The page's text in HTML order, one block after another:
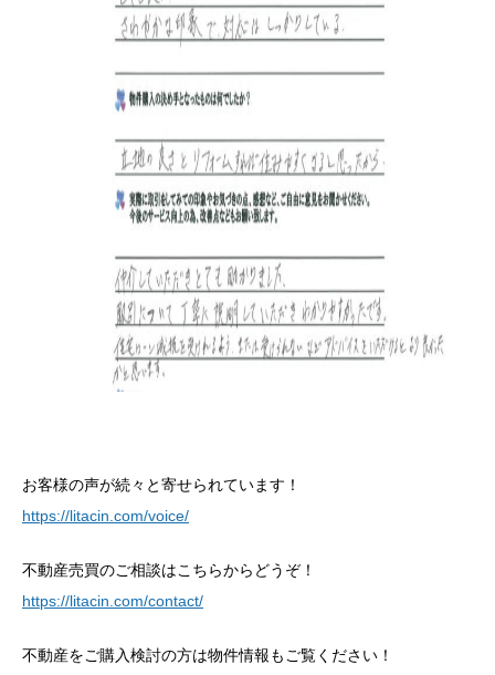
お客様の声が続々と寄せられています！
https://litacin.com/voice/
不動産売買のご相談はこちらからどうぞ！
https://litacin.com/contact/
不動産をご購入検討の方は物件情報もご覧ください！